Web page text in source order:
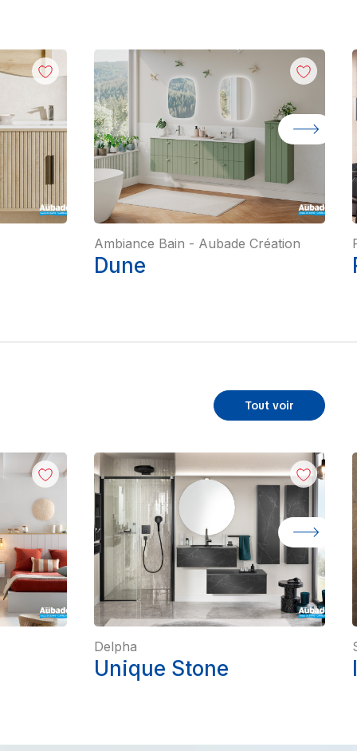
Ambiance Bain - Aubade Création
Dune
Delpha
Unique Stone
Tout voir